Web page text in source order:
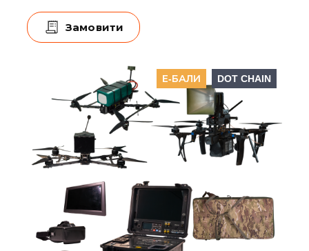
Замовити
Е-БАЛИ DOT CHAIN